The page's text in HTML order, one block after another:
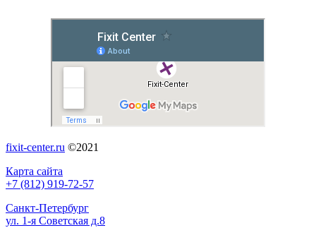
fixit-center.ru ©2021
Карта сайта
+7 (812) 919-72-57
Санкт-Петербург
ул. 1-я Советская д.8